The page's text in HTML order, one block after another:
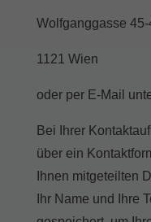
Wolfganggasse 45-
1121 Wien
oder per E-Mail
Bei Ihrer
über ein
Ihnen mitgeteilten
Ihr Name und Ihre